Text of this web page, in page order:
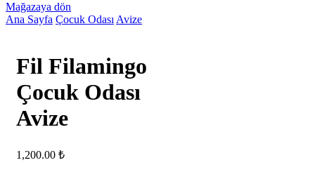
Mağazaya dön
Ana Sayfa Çocuk Odası Avize
Fil Filamingo
Çocuk Odası
Avize
1,200.00 ₺